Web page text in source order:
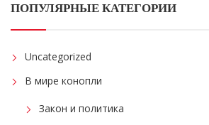
ПОПУЛЯРНЫЕ КАТЕГОРИИ
Uncategorized
В мире конопли
Закон и политика